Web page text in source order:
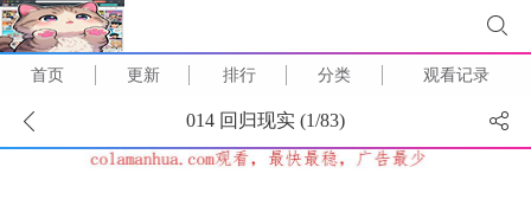
首页 更新 排行 分类 观看记录
014 回归现实 (1/83)